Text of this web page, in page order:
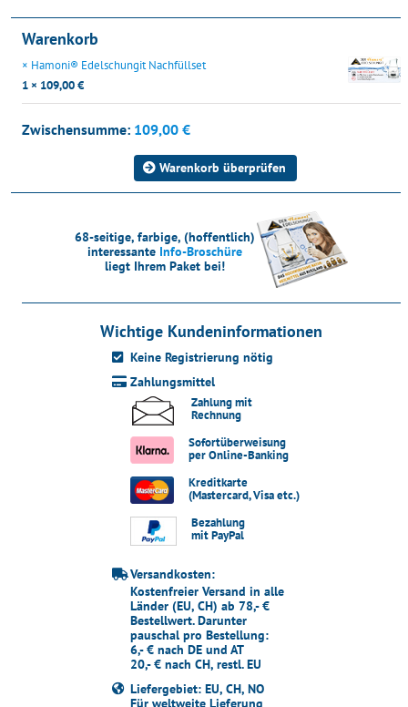
Warenkorb
× Hamoni® Edelschungit Nachfüllset
1 × 109,00€
Zwischensumme: 109,00 €
Warenkorb überprüfen
68-seitige, farbige, (hoffentlich)
interessante Info-Broschüre
liegt Ihrem Paket bei!
Wichtige Kundeninformationen
Keine Registrierung nötig
Zahlungsmittel
Zahlung mit
Rechnung
Sofortüberweisung
per Online-Banking
Kreditkarte
(Mastercard, Visa etc.)
Bezahlung
mit PayPal
Versandkosten:
Kostenfreier Versand in alle
Länder (EU, CH) ab 78,- €
Bestellwert. Darunter
pauschal pro Bestellung:
6,- € nach DE und AT
20,- € nach CH, restl. EU
Liefergebiet: EU, CH, NO
Für weltweite Lieferung